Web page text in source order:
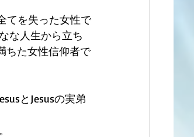
てを失った女性で
な人生から立ち
ちた女性信仰者で
とJesusの実弟